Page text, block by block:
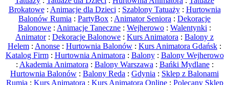
Brokatowe: Animacje dla Dzieci: Szablony Tatuaży: Hurtownia
Balonów Rumia : PartyBox : Animator Seniora : Dekoracje
Balonowe : Animacje Taneczne : Wejherowo : Walentynki :
Animator: Dekoracje Balonowe : Kurs Animatora : Balony z
Helem : Anonse : Hurtownia Balonów : Kurs Animatora Gdańsk :
Katalog Firm: Hurtownia Animatora: Balony: Balony Wejherowo
: Akademia Animatora: Balony Warszawa: Bańki Mydlane:
Hurtownia Balonów : Balony Reda : Gdynia : Sklep z Balonami
Rumia: Kurs Animatora: Kurs Animatora Online: Polecany Sklep